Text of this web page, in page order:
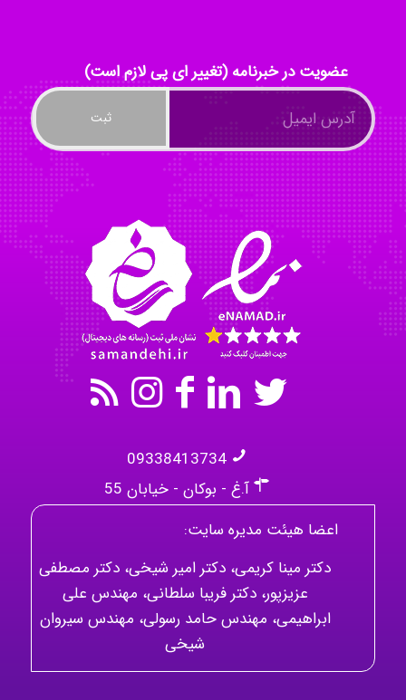
Nazaninkarkon
Omid
Mehrab
عضویت در خبرنامه (تغییر ای پی لازم است)
09338413734
آ.غ - بوکان - خیابان 55
اعضا هیئت مدیره سایت:
دکتر مینا کریمی، دکتر امیر شیخی، دکتر مصطفی
عزیزپور، دکتر فریبا سلطانی، مهندس علی
ابراهیمی، مهندس حامد رسولی، مهندس سیروان
شیخی